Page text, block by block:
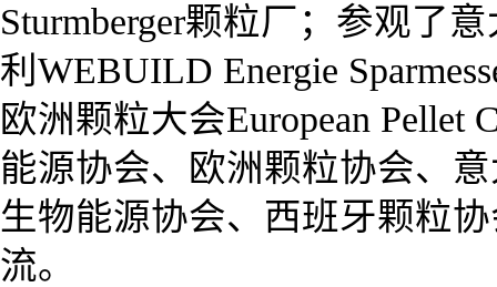
Sturmberger颗粒厂；参观了
利WEBUILD Energie
欧洲颗粒大会European Pellet
能源协会、欧洲颗粒协会、
生物能源协会、西班牙颗粒
流。